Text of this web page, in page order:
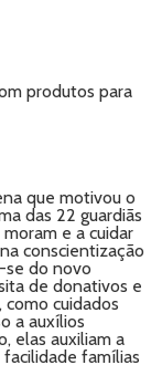
produtos para
que motivou o
das 22 guardiãs
e a cuidar
conscientização
se do novo
de donativos e
cuidados
a auxílios
elas auxiliam a
famílias